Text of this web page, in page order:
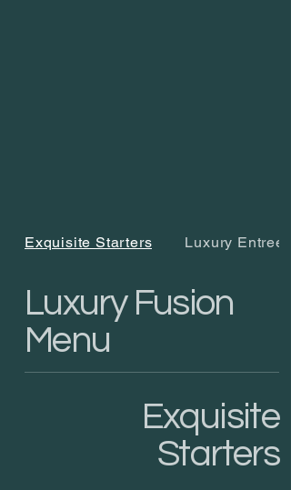
Luxury Fusion
Menu
Exquisite
Starters
Exquisite Starters Luxury Entrees